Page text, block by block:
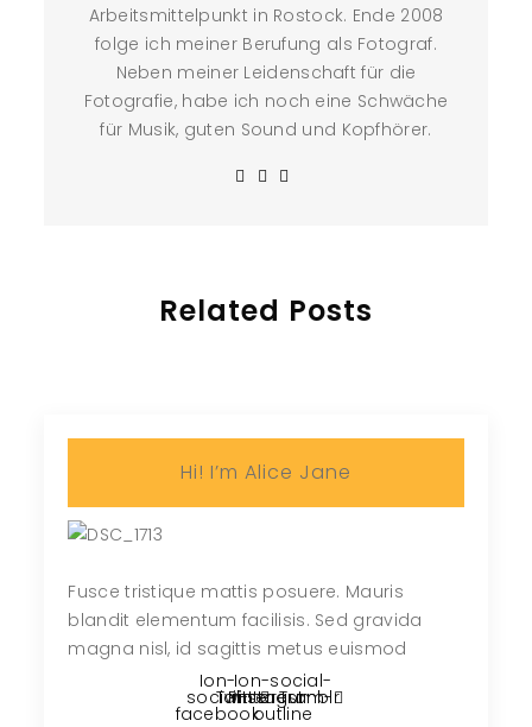
Arbeitsmittelpunkt in Rostock. Ende 2008
folge ich meiner Berufung als Fotograf.
Neben meiner Leidenschaft für die
Fotografie, habe ich noch eine Schwäche
für Musik, guten Sound und Kopfhörer.
Related Posts
Hi! I’m Alice Jane
Fusce tristique mattis posuere. Mauris
blandit elementum facilisis. Sed gravida
magna nisl, id sagittis metus euismod
Ion-
social-
facebook
Twitter
Pinterest
Ion-social-
instagram-
outline
Tumblr